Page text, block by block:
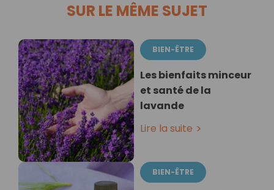
SUR LE MÊME SUJET
BIEN-ÊTRE
Les bienfaits minceur
et santé de la
lavande
Lire la suite
BIEN-ÊTRE